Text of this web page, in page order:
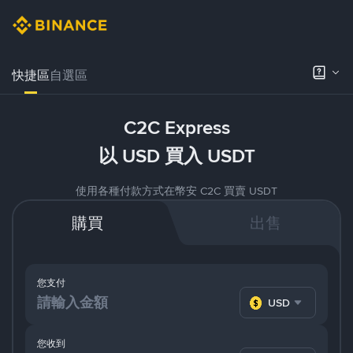
快捷區自選區
C2C Express
以 USD 買入 USDT
使用各種付款方式在幣安 C2C 買賣 USDT
購買 出售
您支付
USD
您收到